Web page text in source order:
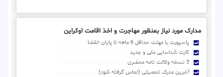
مدارک مورد نیاز بمنظور مهاجرت و اخذ اقامت اوکراین
پاسپورت با مهلت حداقل 6 ماهه تا پایان انقضا
کارت شناسایی ملی و جدید
3 نسخه وکالت نامه محضری
آخرین مدرک تحصیلی (تماس گرفته شود)